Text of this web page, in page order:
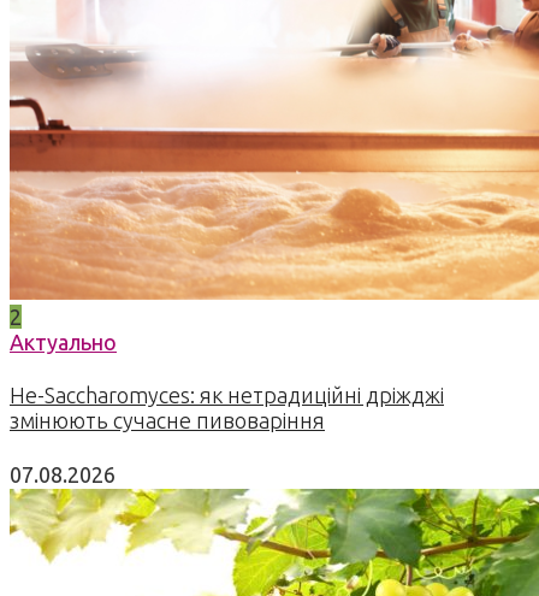
2
Актуально
Не-Saccharomyces: як нетрадиційні дріжджі
змінюють сучасне пивоваріння
07.08.2026